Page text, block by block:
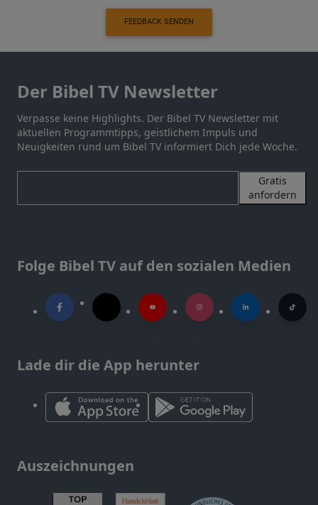
FEEDBACK SENDEN
Der Bibel TV Newsletter
Verpasse keine Highlights. Der Bibel TV Newsletter mit
aktuellen Programmtipps, geistlichem Impuls und
Neuigkeiten rund um Bibel TV informiert Dich jede Woche.
Gratis
anfordern
Folge Bibel TV auf den sozialen Medien
Lade dir die App herunter
Auszeichnungen